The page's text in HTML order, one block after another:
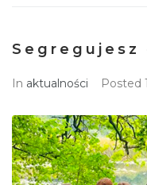
Segregujesz
In aktualności Posted